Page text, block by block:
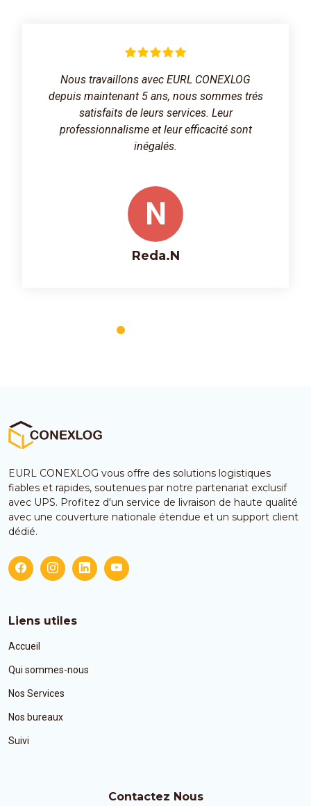
Nous travaillons avec EURL CONEXLOG
depuis maintenant 5 ans, nous sommes trés
satisfaits de leurs services. Leur
professionnalisme et leur efficacité sont
inégalés.
N
Reda.N
EURL CONEXLOG vous offre des solutions logistiques
fiables et rapides, soutenues par notre partenariat exclusif
avec UPS. Profitez d'un service de livraison de haute qualité
avec une couverture nationale étendue et un support client
dédié.
Liens utiles
Accueil
Qui sommes-nous
Nos Services
Nos bureaux
Suivi
Contactez Nous